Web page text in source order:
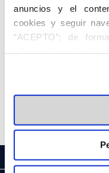
anuncios y el
cookies y seguir
“ACEPTO”; de
información más
en el botón
visitar nuestra Política